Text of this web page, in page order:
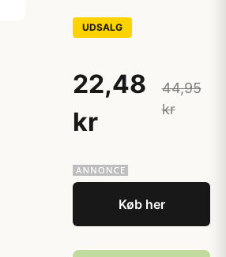
UDSALG
22,48
kr
44,95
kr
Køb her